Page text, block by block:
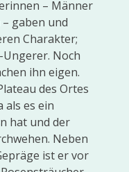
– Männer
gaben und
Charakter;
Ungerer. Noch
ihn eigen.
des Ortes
als es ein
hat und der
Neben
ist er vor